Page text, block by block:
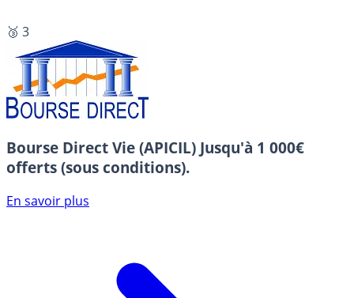
🥉 3
Bourse Direct Vie (APICIL) Jusqu'à 1 000€
offerts (sous conditions).
En savoir plus